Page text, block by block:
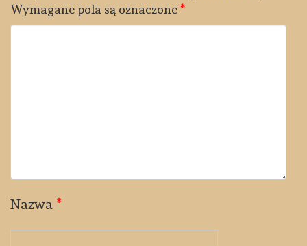
Wymagane pola są oznaczone*
Nazwa *